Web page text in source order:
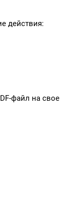
действия:
файл на свое